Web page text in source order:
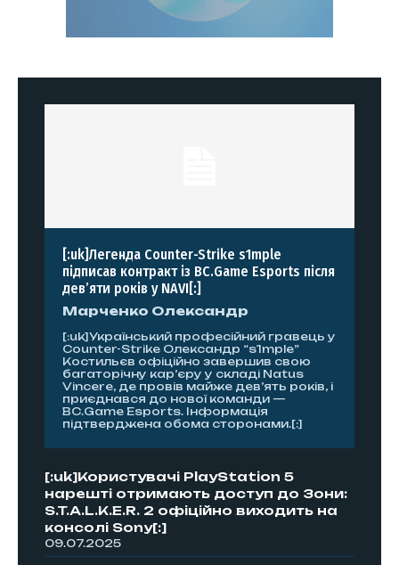
[:uk]Легенда Counter-Strike s1mple
підписав контракт із BC.Game Esports після
дев’яти років у NAVI[:]
Марченко Олександр
[:uk]Український професійний гравець у
Counter-Strike Олександр “s1mple”
Костильєв офіційно завершив свою
багаторічну кар’єру у складі Natus
Vincere, де провів майже дев’ять років, і
приєднався до нової команди —
BC.Game Esports. Інформація
підтверджена обома сторонами.[:]
[:uk]Користувачі PlayStation 5
нарешті отримають доступ до Зони:
S.T.A.L.K.E.R. 2 офіційно виходить на
консолі Sony[:]
09.07.2025